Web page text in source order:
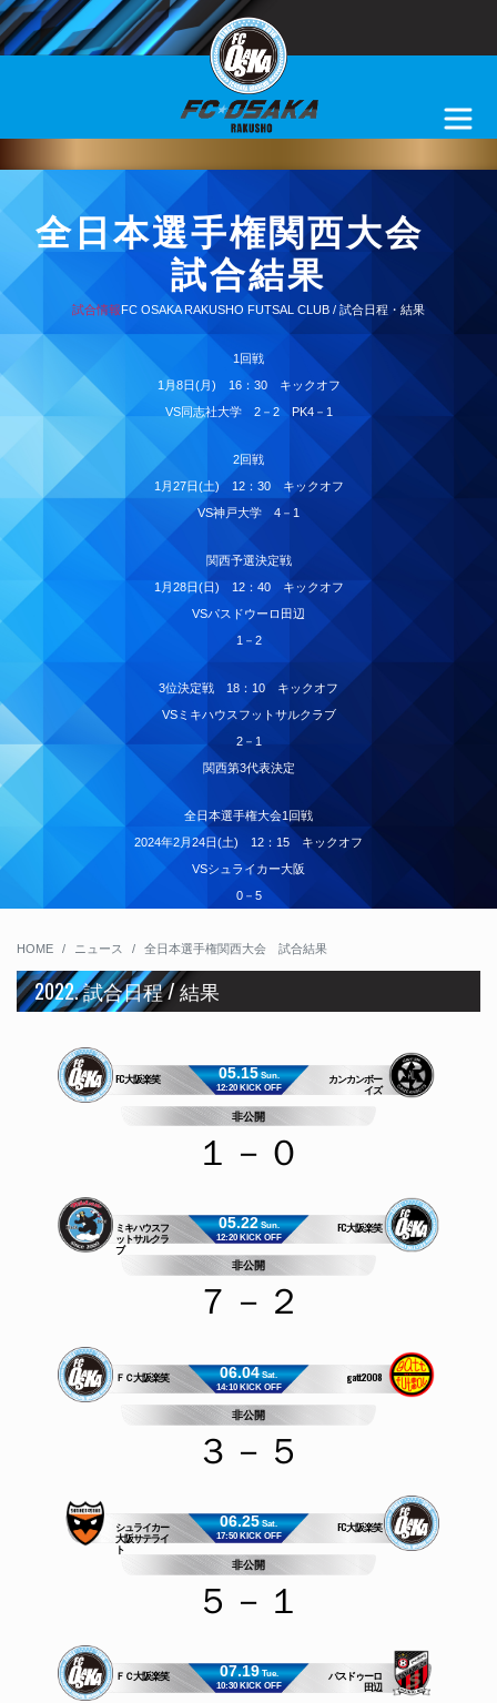
全日本選手権関西大会
試合結果
試合情報 FC OSAKA RAKUSHO FUTSAL CLUB / 試合日程・結果
1回戦
1月8日(月) 16：30 キックオフ
VS同志社大学 2－2 PK4－1
2回戦
1月27日(土) 12：30 キックオフ
VS神戸大学 4－1
関西予選決定戦
1月28日(日) 12：40 キックオフ
VSパスドウーロ田辺
1－2
3位決定戦 18：10 キックオフ
VSミキハウスフットサルクラブ
2－1
関西第3代表決定
全日本選手権大会1回戦
2024年2月24日(土) 12：15 キックオフ
VSシュライカー大阪
0－5
HOME ニュース 全日本選手権関西大会 試合結果
2022. 試合日程 / 結果
FC大阪楽笑 05.15Sun.
12:20 KICK OFF
カンカンボー
イズ
非公開
１－０
ミキハウスフ
ットサルクラ
ブ
05.22Sun.
12:20 KICK OFF
FC大阪楽笑
非公開
７－２
ＦＣ大阪楽笑 06.04 Sat.
14:10 KICK OFF
gatt2008
非公開
３－５
シュライカー
大阪サテライ
ト
06.25Sat.
17:50 KICK OFF
FC大阪楽笑
非公開
５－１
ＦＣ大阪楽笑 07.19Tue.
10:30 KICK OFF
パスドゥーロ
田辺